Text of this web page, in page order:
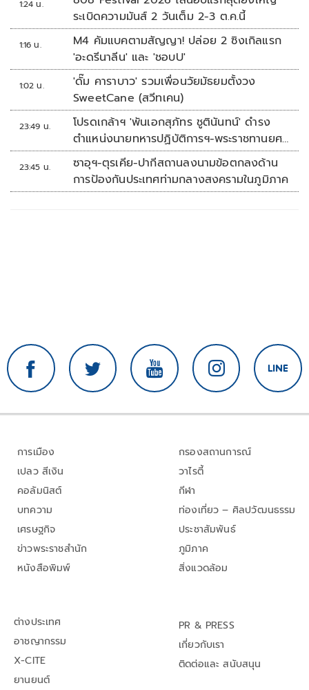
1:24 น.
ระเบิดความมันส์ 2 วันเต็ม 2-3 ต.ค.นี้
1:16 น.
M4 คัมแบคตามสัญญา! ปล่อย 2 ซิงเกิลแรก
'อะดรีนาลีน' และ 'ชอบU'
1:02 น.
'ดั๊ม คาราบาว' รวมเพื่อนวัยมัธยมตั้งวง
SweetCane (สวีทเคน)
23:49 น.
โปรดเกล้าฯ 'พันเอกสุภัทร ชูตินันทน์' ดำรง
ตำแหน่งนายทหารปฏิบัติการฯ-พระราชทานยศ
'พลตรี'
23:45 น.
ซาอุฯ-ตุรเคีย-ปากีสถานลงนามข้อตกลงด้าน
การป้องกันประเทศท่ามกลางสงครามในภูมิภาค
การเมือง
เปลว สีเงิน
คอลัมนิสต์
บทความ
เศรษฐกิจ
ข่าวพระราชสำนัก
หนังสือพิมพ์
กรองสถานการณ์
วาไรตี้
กีฬา
ท่องเที่ยว – ศิลปวัฒนธรรม
ประชาสัมพันธ์
ภูมิภาค
สิ่งแวดล้อม
ต่างประเทศ
อาชญากรรม
X-CITE
ยานยนต์
PR & PRESS
เกี่ยวกับเรา
ติดต่อและ สนับสนุน